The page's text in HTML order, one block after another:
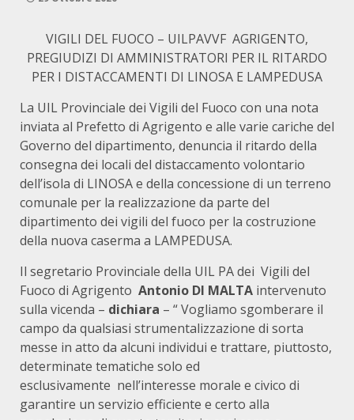
VIGILI DEL FUOCO – UILPAVVF AGRIGENTO,
PREGIUDIZI DI AMMINISTRATORI PER IL RITARDO
PER I DISTACCAMENTI DI LINOSA E LAMPEDUSA
La UIL Provinciale dei Vigili del Fuoco con una nota
inviata al Prefetto di Agrigento e alle varie cariche del
Governo del dipartimento, denuncia il ritardo della
consegna dei locali del distaccamento volontario
dell’isola di LINOSA e della concessione di un terreno
comunale per la realizzazione da parte del
dipartimento dei vigili del fuoco per la costruzione
della nuova caserma a LAMPEDUSA.
Il segretario Provinciale della UIL PA dei Vigili del
Fuoco di Agrigento Antonio DI MALTA intervenuto
sulla vicenda – dichiara – “ Vogliamo sgomberare il
campo da qualsiasi strumentalizzazione di sorta
messe in atto da alcuni individui e trattare, piuttosto,
determinate tematiche solo ed
esclusivamente nell’interesse morale e civico di
garantire un servizio efficiente e certo alla